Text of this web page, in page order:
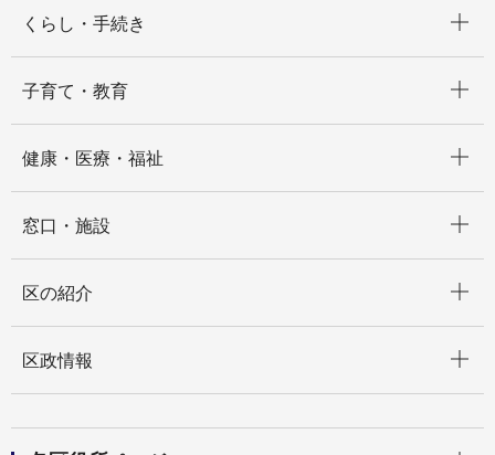
くらし・手続き
子育て・教育
健康・医療・福祉
窓口・施設
区の紹介
区政情報